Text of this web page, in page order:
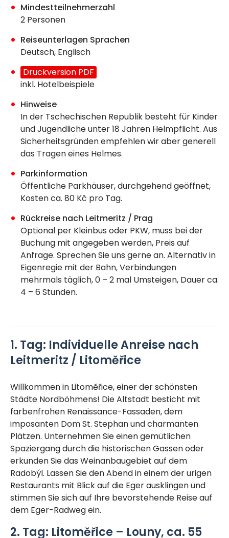
Mindestteilnehmerzahl
2 Personen
Reiseunterlagen Sprachen
Deutsch, Englisch
Druckversion PDF
inkl. Hotelbeispiele
Hinweise
In der Tschechischen Republik besteht für Kinder
und Jugendliche unter 18 Jahren Helmpflicht. Aus
Sicherheitsgründen empfehlen wir aber generell
das Tragen eines Helmes.
Parkinformation
Öffentliche Parkhäuser, durchgehend geöffnet,
Kosten ca. 80 Kč pro Tag.
Rückreise nach Leitmeritz / Prag
Optional per Kleinbus oder PKW, muss bei der
Buchung mit angegeben werden, Preis auf
Anfrage. Sprechen Sie uns gerne an. Alternativ in
Eigenregie mit der Bahn, Verbindungen
mehrmals täglich, 0 – 2 mal Umsteigen, Dauer ca.
4 – 6 Stunden.
1. Tag: Individuelle Anreise nach
Leitmeritz / Litoměřice
Willkommen in Litoměřice, einer der schönsten
Städte Nordböhmens! Die Altstadt besticht mit
farbenfrohen Renaissance-Fassaden, dem
imposanten Dom St. Stephan und charmanten
Plätzen. Unternehmen Sie einen gemütlichen
Spaziergang durch die historischen Gassen oder
erkunden Sie das Weinanbaugebiet auf dem
Radobýl. Lassen Sie den Abend in einem der urigen
Restaurants mit Blick auf die Eger ausklingen und
stimmen Sie sich auf Ihre bevorstehende Reise auf
dem Eger-Radweg ein.
2. Tag: Litoměřice – Louny, ca. 55